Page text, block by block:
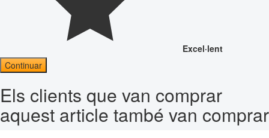
Excel·lent
Continuar
Els clients que van comprar
aquest article també van comprar